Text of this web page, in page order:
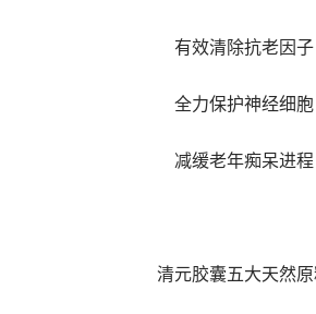
有效清除抗老因子
全力保护神经细胞
减缓老年痴呆进程
清元胶囊五大天然